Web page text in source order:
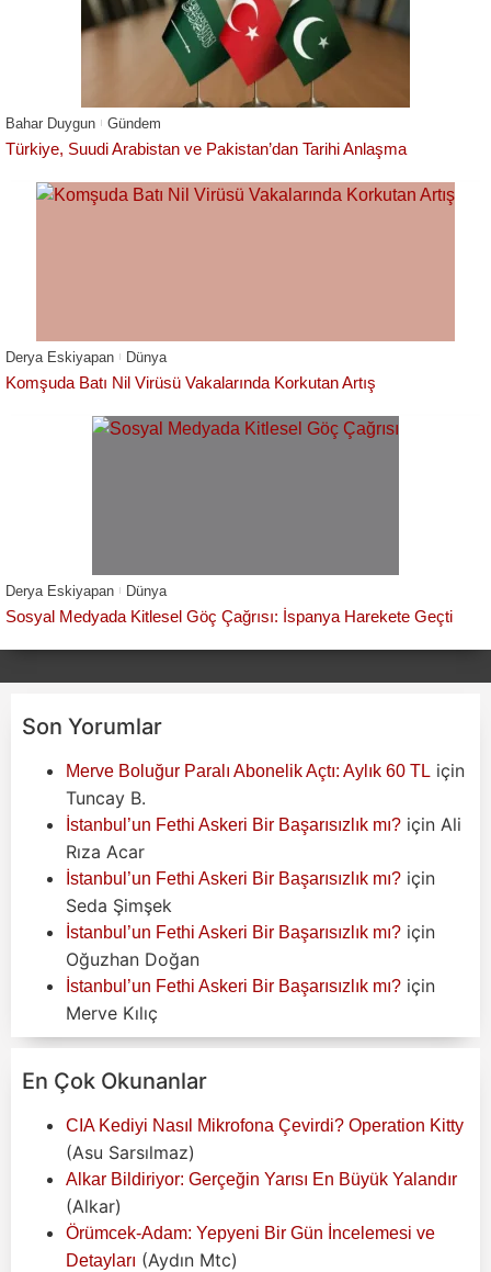
Bahar Duygun Gündem
Türkiye, Suudi Arabistan ve Pakistan’dan Tarihi Anlaşma
Derya Eskiyapan Dünya
Komşuda Batı Nil Virüsü Vakalarında Korkutan Artış
Derya Eskiyapan Dünya
Sosyal Medyada Kitlesel Göç Çağrısı: İspanya Harekete Geçti
Son Yorumlar
Merve Boluğur Paralı Abonelik Açtı: Aylık 60 TL için
Tuncay B.
İstanbul’un Fethi Askeri Bir Başarısızlık mı? için Ali
Rıza Acar
İstanbul’un Fethi Askeri Bir Başarısızlık mı? için
Seda Şimşek
İstanbul’un Fethi Askeri Bir Başarısızlık mı? için
Oğuzhan Doğan
İstanbul’un Fethi Askeri Bir Başarısızlık mı? için
Merve Kılıç
En Çok Okunanlar
CIA Kediyi Nasıl Mikrofona Çevirdi? Operation Kitty
(Asu Sarsılmaz)
Alkar Bildiriyor: Gerçeğin Yarısı En Büyük Yalandır
(Alkar)
Örümcek-Adam: Yepyeni Bir Gün İncelemesi ve
Detayları (Aydın Mtc)